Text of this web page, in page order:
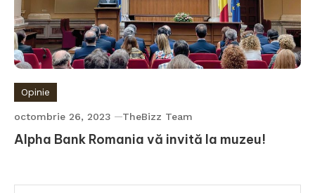
Opinie
octombrie 26, 2023 TheBizz Team
Alpha Bank Romania vă invită la muzeu!